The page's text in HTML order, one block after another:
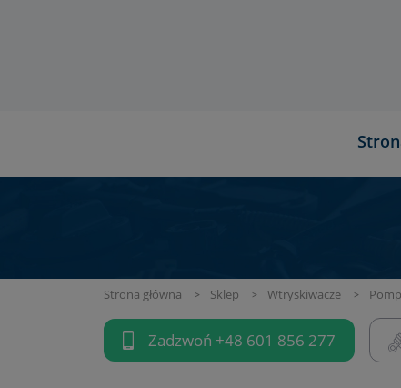
Strona główna Sklep Wtryskiwacze
Zadzwoń +48 601 856 277